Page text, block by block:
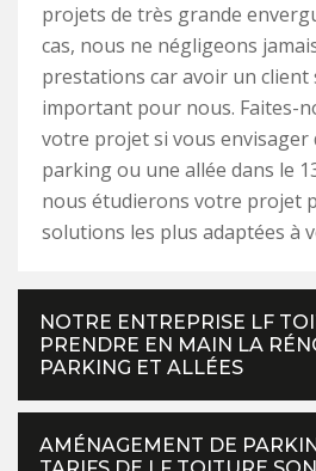
projets de très grande
cas, nous ne négligeons
prestations car avoir un
important pour nous. Faites-
votre projet si vous envisager
parking ou une allée dans le
nous étudierons votre projet
solutions les plus adaptées à
NOTRE ENTREPRISE LF
PRENDRE EN MAIN LA
PARKING ET ALLÉES
AMÉNAGEMENT DE